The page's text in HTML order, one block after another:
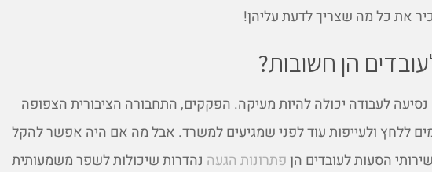
את כל מה שצריך לדעת עליהן!
הן חשובות?
לעבודה יכולה להיות מעיקה. הפקקים, התחבורה הציבורית הצפופה
ללחץ ולעייפות עוד לפני שמגיעים למשרד. אבל מה אם היה אפשר להקל
הסעות לעובדים הןפתרונות הגעה נהדרות שיכולות לשפר משמעותית